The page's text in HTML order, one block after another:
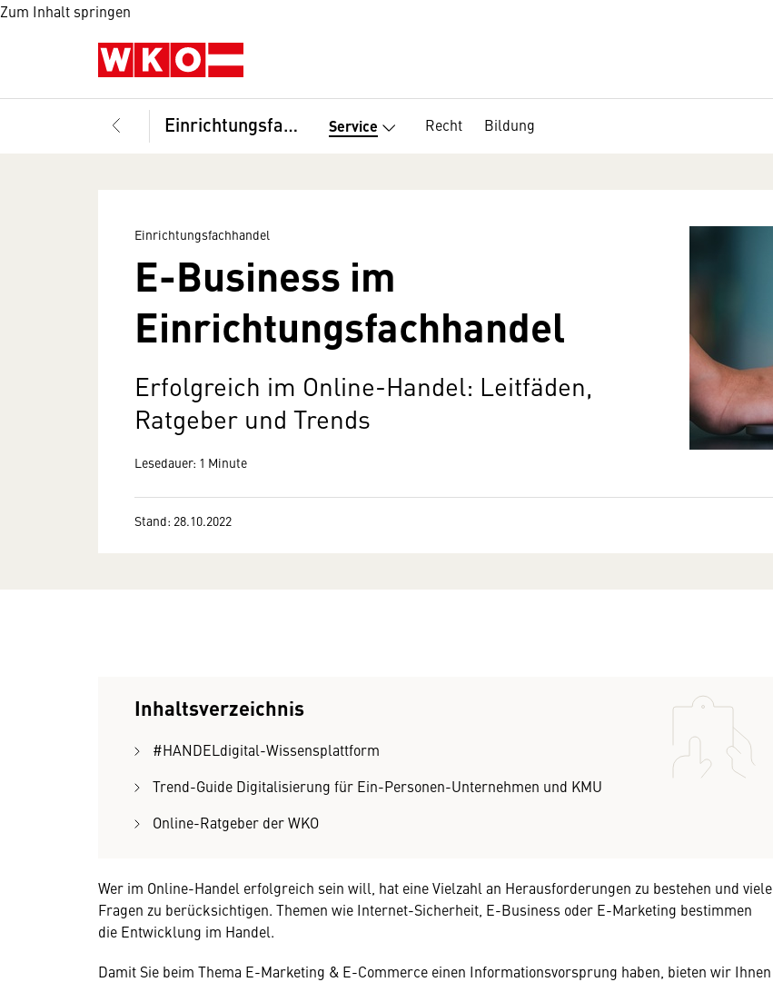
Zum Inhalt springen
Einrichtungsfachhandel Service Recht Bildung
Einrichtungsfachhandel
E-Business im
Einrichtungsfachhandel
Erfolgreich im Online-Handel: Leitfäden,
Ratgeber und Trends
Lesedauer: 1 Minute
Stand: 28.10.2022
Inhaltsverzeichnis
#HANDELdigital-Wissensplattform
Trend-Guide Digitalisierung für Ein-Personen-Unternehmen und KMU
Online-Ratgeber der WKO
Wer im Online-Handel erfolgreich sein will, hat eine Vielzahl an Herausforderungen zu bestehen und viele
Fragen zu berücksichtigen. Themen wie Internet-Sicherheit, E-Business oder E-Marketing bestimmen
die Entwicklung im Handel.
Damit Sie beim Thema E-Marketing & E-Commerce einen Informationsvorsprung haben, bieten wir Ihnen